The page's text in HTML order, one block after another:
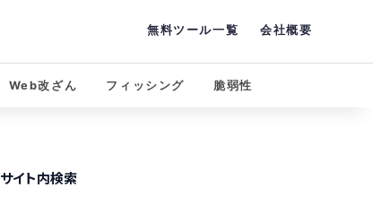
無料ツール一覧 会社概要
Web改ざん フィッシング 脆弱性
サイト内検索